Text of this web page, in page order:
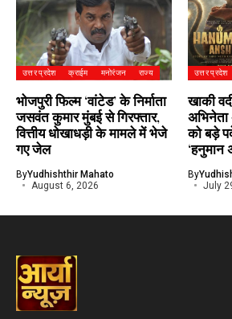
उत्तर प्रदेश क्राईम मनोरंजन राज्य
भोजपुरी फिल्म ‘वांटेड’ के निर्माता
जसवंत कुमार मुंबई से गिरफ्तार,
वित्तीय धोखाधड़ी के मामले में भेजे
गए जेल
ByYudhishthir Mahato
August 6, 2026
उत्तर प्रदेश
खाकी
को बड़े
‘हनुमान
By
July